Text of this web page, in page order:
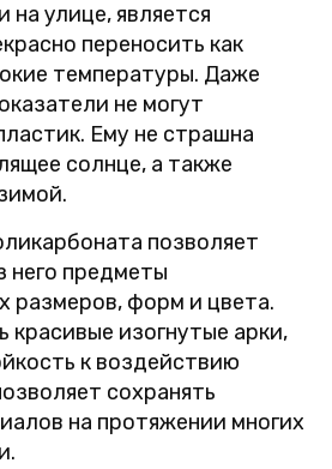
на улице, является
переносить как
температуры. Даже
не могут
Ему не страшна
солнце, а также
позволяет
него предметы
размеров, форм и цвета.
изогнутые арки,
к воздействию
сохранять
на протяжении многих